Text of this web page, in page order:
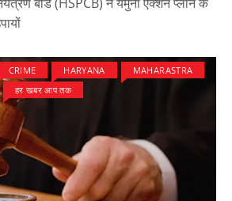
CRIME HARYANA
MAHARASTRA
हर खबर आप तक